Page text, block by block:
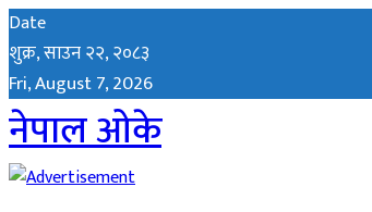
Date
शुक्र, साउन २२, २०८३
Fri, August 7, 2026
नेपाल ओके